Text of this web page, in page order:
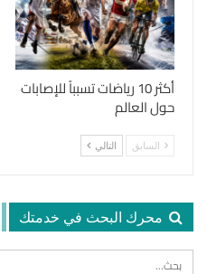
أكثر 10 رياضات تسبباً للإصابات
حول العالم
السابق التالي
محرك البحث في خدمتك